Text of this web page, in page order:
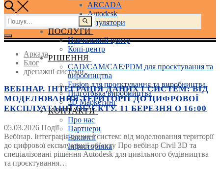
ARCADA
Autodesk
3D маніпулятори
ПОСЛУГИ
Навчальний центр
Копі-центр
РІШЕННЯ
CAD/CAM/CAE/PDM для проєктування та
виробництва
Fusion для проєктування та виробництва
Підготовка виробництва
3D Маркетинг
КОНТАКТИ
Про нас
Партнери
Вакансії
Інфосторінка
Пошук:
Аркада
Блог
дренажні системи
ВЕБІНАР. ІНТЕГРАЦІЯ ДАНИХ І СИСТЕМ: ВІД
МОДЕЛЮВАННЯ ТЕРИТОРІЇ ДО ЦИФРОВОЇ
ЕКСПЛУАТАЦІЇ ОБ’ЄКТУ. 11 БЕРЕЗНЯ О 16:00
05.03.2026 Події
Вебінар. Інтеграція даних і систем: від моделювання території
до цифрової експлуатації об’єкту Про вебінар Civil 3D та
спеціалізовані рішення Autodesk для цивільного будівництва
та проєктування…